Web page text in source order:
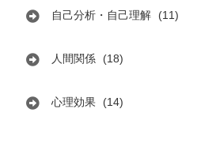
自己分析・自己理解 (11)
人間関係 (18)
心理効果 (14)